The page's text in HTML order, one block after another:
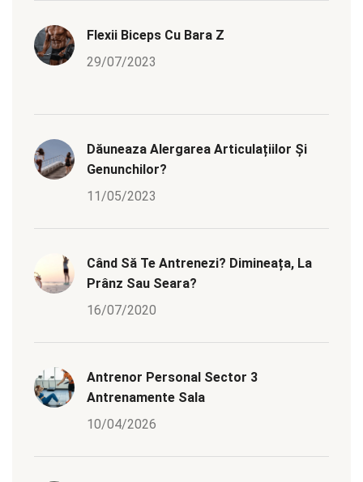
Flexii Biceps Cu Bara Z
29/07/2023
Dăuneaza Alergarea Articulațiilor Și
Genunchilor?
11/05/2023
Când Să Te Antrenezi? Dimineața, La
Prânz Sau Seara?
16/07/2020
Antrenor Personal Sector 3
Antrenamente Sala
10/04/2026